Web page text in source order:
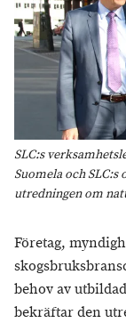
SLC:s
Suomela och
utredningen om
Företag,
behov av
bekräftar den